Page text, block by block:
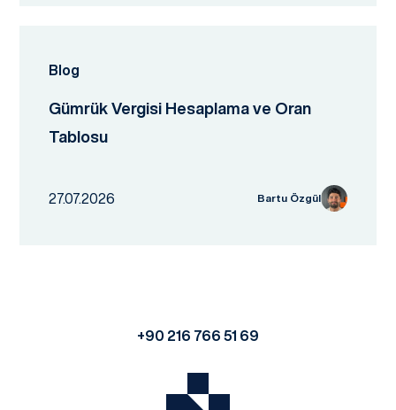
Blog
Gümrük Vergisi Hesaplama ve Oran
Tablosu
27.07.2026 Bartu Özgül
+90 216 766 51 69